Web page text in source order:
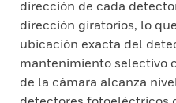
dirección de cada
dirección giratorios, lo
ubicación exacta del
mantenimiento selectivo
de la cámara alcanza